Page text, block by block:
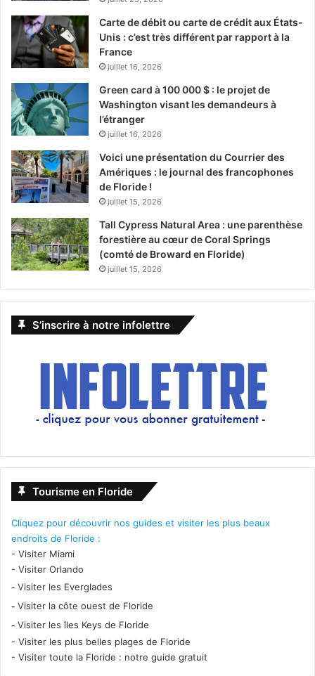
Carte de débit ou carte de crédit aux États-
Unis : c’est très différent par rapport à la
France
juillet 16, 2026
Green card à 100 000 $ : le projet de
Washington visant les demandeurs à
l’étranger
juillet 16, 2026
Voici une présentation du Courrier des
Amériques : le journal des francophones
de Floride !
juillet 15, 2026
Tall Cypress Natural Area : une parenthèse
forestière au cœur de Coral Springs
(comté de Broward en Floride)
juillet 15, 2026
S’inscrire à notre infolettre
Tourisme en Floride
Cliquez pour découvrir nos guides et visiter les plus beaux
endroits de Floride :
- Visiter Miami
- Visiter Orlando
- Visiter les Everglades
- Visiter la côte ouest de Floride
- Visiter les îles Keys de Floride
- Visiter les plus belles plages de Floride
- Visiter toute la Floride : notre guide gratuit